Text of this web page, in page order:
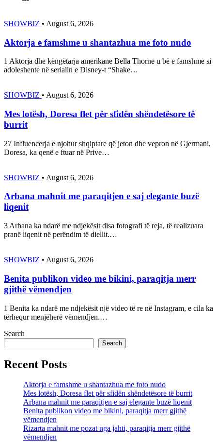
SHOWBIZ • August 6, 2026
Aktorja e famshme u shantazhua me foto nudo
1 Aktorja dhe këngëtarja amerikane Bella Thorne u bë e famshme si
adoleshente në serialin e Disney-t “Shake…
SHOWBIZ • August 6, 2026
Mes lotësh, Doresa flet për sfidën shëndetësore të
burrit
27 Influencerja e njohur shqiptare që jeton dhe vepron në Gjermani,
Doresa, ka qenë e ftuar në Prive…
SHOWBIZ • August 6, 2026
Arbana mahnit me paraqitjen e saj elegante buzë
liqenit
3 Arbana ka ndarë me ndjekësit disa fotografi të reja, të realizuara
pranë liqenit në perëndim të diellit.…
SHOWBIZ • August 6, 2026
Benita publikon video me bikini, paraqitja merr
gjithë vëmendjen
1 Benita ka ndarë me ndjekësit një video të re në Instagram, e cila ka
tërhequr menjëherë vëmendjen.…
Search
Search
Recent Posts
Aktorja e famshme u shantazhua me foto nudo
Mes lotësh, Doresa flet për sfidën shëndetësore të burrit
Arbana mahnit me paraqitjen e saj elegante buzë liqenit
Benita publikon video me bikini, paraqitja merr gjithë
vëmendjen
Rizarta mahnit me pozat nga jahti, paraqitja merr gjithë
vëmendjen